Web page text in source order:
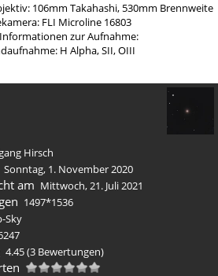
106mm Takahashi, 530mm Brennweite
FLI Microline 16803
zur Aufnahme:
H Alpha, SII, OIII
Hirsch
Sonntag, 1. November 2020
am Mittwoch, 21. Juli 2021
1497*1536
Sky
4.45(3 Bewertungen)